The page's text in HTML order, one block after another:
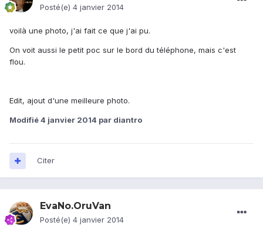
Posté(e) 4 janvier 2014
voilà une photo, j'ai fait ce que j'ai pu.
On voit aussi le petit poc sur le bord du téléphone, mais c'est
flou.
Edit, ajout d'une meilleure photo.
Modifié4 janvier 2014 par diantro
Citer
EvaNo.OruVan
Posté(e) 4 janvier 2014